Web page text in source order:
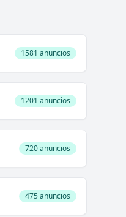
1581 anuncios
1201 anuncios
720 anuncios
475 anuncios